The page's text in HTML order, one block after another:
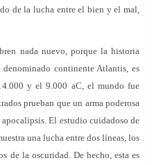
de la lucha entre el bien y el mal,
nada nuevo, porque la historia
continente Atlantis, es
y el 9.000 aC, el mundo fue
prueban que un arma poderosa
El estudio cuidadoso de
una lucha entre dos líneas, los
de la oscuridad. De hecho, esta es